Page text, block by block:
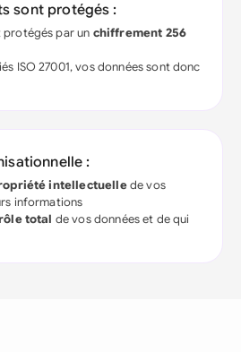
sont protégés :
protégés par un chiffrement 256
ISO 27001, vos données sont donc
:
intellectuellede vos
informations
total de vos données et de qui